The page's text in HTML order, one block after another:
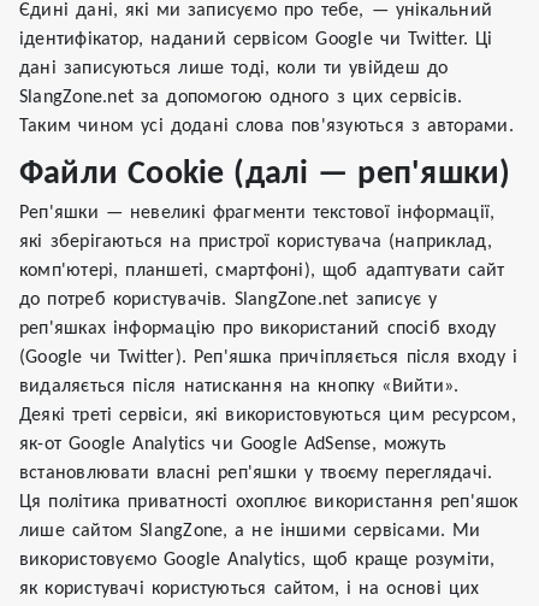
Єдині дані, які ми записуємо про тебе, — унікальний
ідентифікатор, наданий сервісом Google чи Twitter. Ці
дані записуються лише тоді, коли ти увійдеш до
SlangZone.net за допомогою одного з цих сервісів.
Таким чином усі додані слова пов'язуються з авторами.
Файли Cookie (далі — реп'яшки)
Реп'яшки — невеликі фрагменти текстової інформації,
які зберігаються на пристрої користувача (наприклад,
комп'ютері, планшеті, смартфоні), щоб адаптувати сайт
до потреб користувачів. SlangZone.net записує у
реп'яшках інформацію про використаний спосіб входу
(Google чи Twitter). Реп'яшка причіпляється після входу і
видаляється після натискання на кнопку «Вийти».
Деякі треті сервіси, які використовуються цим ресурсом,
як-от Google Analytics чи Google AdSense, можуть
встановлювати власні реп'яшки у твоєму переглядачі.
Ця політика приватності охоплює використання реп'яшок
лише сайтом SlangZone, а не іншими сервісами. Ми
використовуємо Google Analytics, щоб краще розуміти,
як користувачі користуються сайтом, і на основі цих